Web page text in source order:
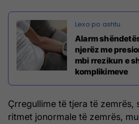
Alarm
njerëz me
mbi rrezikun e
komplikimeve
Çrregullime të tjera të zemrës,
ritmet jonormale të zemrës,